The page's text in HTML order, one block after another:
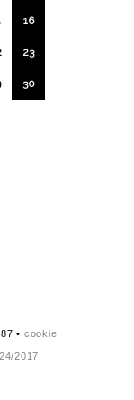
16
23
30
• cookie
2017